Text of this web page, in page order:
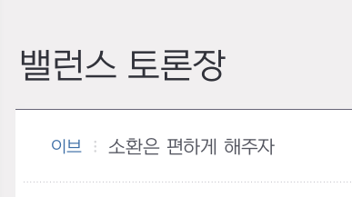
밸런스 토론장
이브 소환은 편하게 해주자